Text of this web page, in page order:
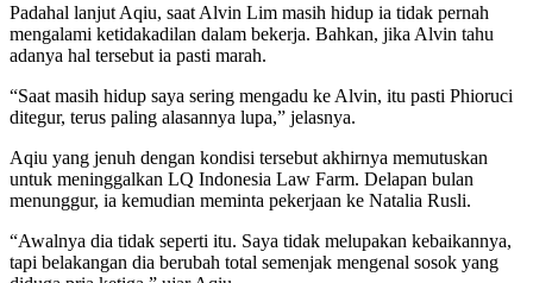
Padahal lanjut Aqiu, saat Alvin Lim masih hidup ia tidak pernah
mengalami ketidakadilan dalam bekerja. Bahkan, jika Alvin tahu
adanya hal tersebut ia pasti marah.
“Saat masih hidup saya sering mengadu ke Alvin, itu pasti Phioruci
ditegur, terus paling alasannya lupa,” jelasnya.
Aqiu yang jenuh dengan kondisi tersebut akhirnya memutuskan
untuk meninggalkan LQ Indonesia Law Farm. Delapan bulan
menunggur, ia kemudian meminta pekerjaan ke Natalia Rusli.
“Awalnya dia tidak seperti itu. Saya tidak melupakan kebaikannya,
tapi belakangan dia berubah total semenjak mengenal sosok yang